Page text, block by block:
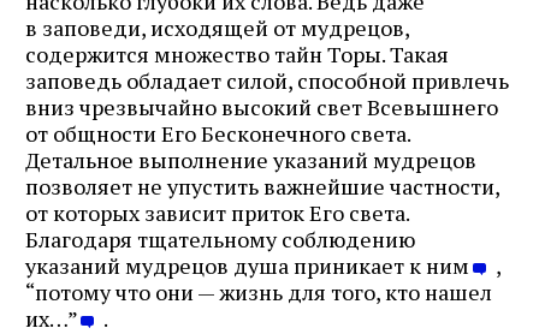
в заповеди, исходящей от мудрецов,
содержится множество тайн Торы. Такая
заповедь обладает силой, способной привлечь
вниз чрезвычайно высокий свет Всевышнего
от общности Его Бесконечного света.
Детальное выполнение указаний мудрецов
позволяет не упустить важнейшие частности,
от которых зависит приток Его света.
Благодаря тщательному соблюдению
указаний мудрецов душа приникает к ним
,
“потому что они — жизнь для того, кто нашел
их…”
.